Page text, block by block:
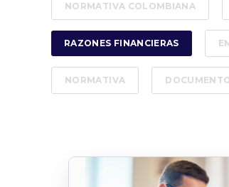
NORMATIVA COLOMBIANA
RAZONES FINANCIERAS
NORMATIVA